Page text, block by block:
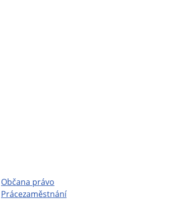
Občana právo
Prácezaměstnání